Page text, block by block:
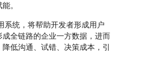
。
系统，将帮助开发者形成用户
全链路的企业一方数据，进而
低沟通、试错、决策成本，引